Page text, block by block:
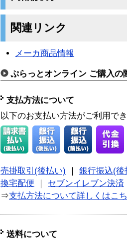
関連リンク
メーカ商品情報
ぷらっとオンライン ご購入の
支払方法について
以下のお支払い方法がご利用で
売掛取引(後払い)
銀行振込(後
換宅配便
セブンイレブン決済
⇒支払方法について詳しくはこ
送料について